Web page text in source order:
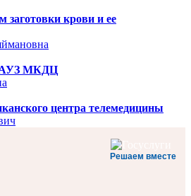
заготовки крови и ее
МКДЦ
центра телемедицины
Решаем вместе